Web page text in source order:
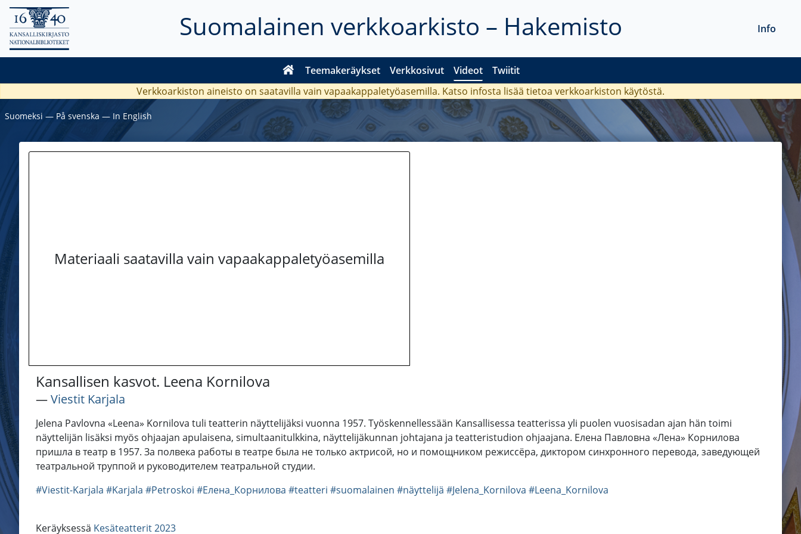
Suomalainen verkkoarkisto – Hakemisto
Teemakeräykset Verkkosivut Videot Twiitit
Info
Verkkoarkiston aineisto on saatavilla vain vapaakappaletyöasemilla. Katso infosta lisää tietoa verkkoarkiston käytöstä.
Suomeksi ― På svenska ― In English
Materiaali saatavilla vain vapaakappaletyöasemilla
Kansallisen kasvot. Leena Kornilova
―Viestit Karjala
Jelena Pavlovna «Leena» Kornilova tuli teatterin näyttelijäksi vuonna 1957. Työskennellessään Kansallisessa teatterissa yli puolen vuosisadan ajan hän toimi
näyttelijän lisäksi myös ohjaajan apulaisena, simultaanitulkkina, näyttelijäkunnan johtajana ja teatteristudion ohjaajana. Елена Павловна «Лена» Корнилова
пришла в театр в 1957. За полвека работы в театре была не только актрисой, но и помощником режиссёра, диктором синхронного перевода, заведующей
театральной труппой и руководителем театральной студии.
#Viestit-Karjala #Karjala #Petroskoi #Елена_Корнилова #teatteri #suomalainen #näyttelijä #Jelena_Kornilova #Leena_Kornilova
Keräyksessä Kesäteatterit 2023